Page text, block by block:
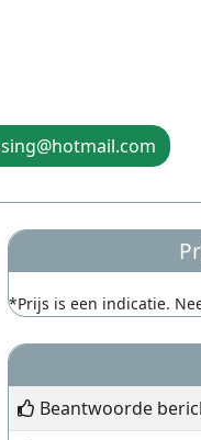
*Prijs is een indicatie.
Beantwoorde